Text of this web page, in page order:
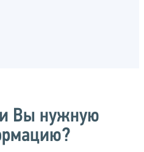
Вы нужную